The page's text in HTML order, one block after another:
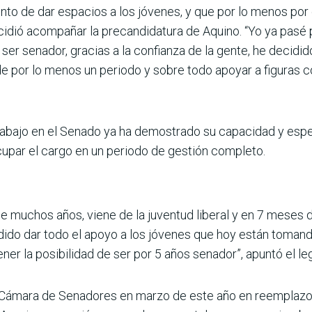
de dar espacios a los jóvenes, y que por lo menos
acompañar la precandidatura de Aquino. “Yo ya
senador, gracias a la confianza de la gente, he
por lo menos un periodo y sobre todo apoyar a figuras
en el Senado ya ha demostrado su capacidad y
el cargo en un periodo de gestión completo.
muchos años, viene de la juventud liberal y en 7
dar todo el apoyo a los jóvenes que hoy están
la posibilidad de ser por 5 años senador”, apuntó el
de Senadores en marzo de este año en